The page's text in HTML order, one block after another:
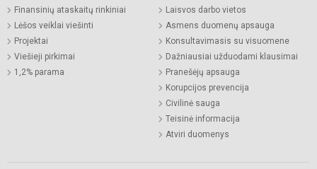
Finansinių ataskaitų rinkiniai
Lėšos veiklai viešinti
Projektai
Viešieji pirkimai
1,2% parama
Laisvos darbo vietos
Asmens duomenų apsauga
Konsultavimasis su visuomene
Dažniausiai užduodami klausimai
Pranešėjų apsauga
Korupcijos prevencija
Civilinė sauga
Teisinė informacija
Atviri duomenys